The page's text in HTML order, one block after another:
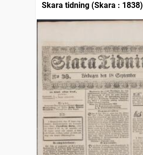
Skara tidning (Skara : 1838)